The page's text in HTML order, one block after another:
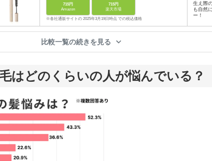
715円
Amazon
715円
楽天市場
※各社通販サイトの 2025年3月19日時点 での税込価格
生え際
も自然
ー！
比較一覧の続きを見る
はどのくらいの人が悩んでいる？